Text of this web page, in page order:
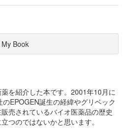
My Book
を紹介した本です。2001年10月に
EPOGEN誕生の経緯やグリベック
売されているバイオ医薬品の歴史
つのではないかと思います。